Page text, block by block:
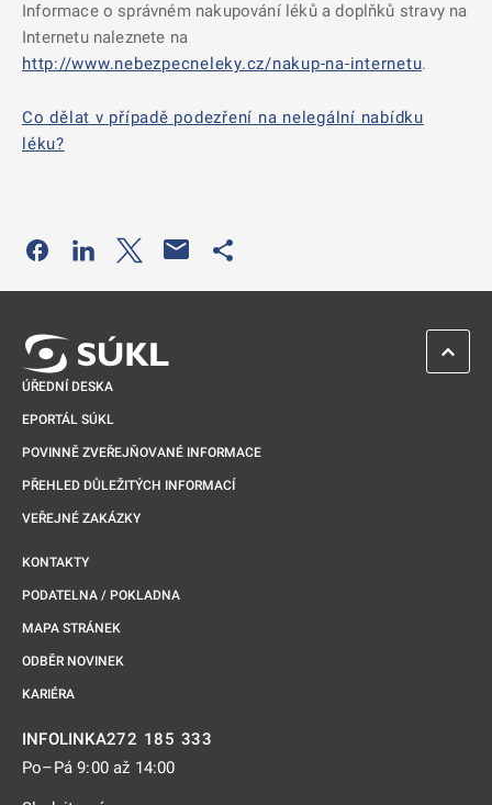
Informace o správném nakupování léků a doplňků stravy na
Internetu naleznete na
http://www.nebezpecneleky.cz/nakup-na-internetu.
Co dělat v případě podezření na nelegální nabídku
léku?
Odkaz se otevře na nové kartě
Odkaz se otevře na nové kartě
Odkaz se otevře na nové kartě
ÚŘEDNÍ DESKA
EPORTÁL SÚKL
POVINNĚ ZVEŘEJŇOVANÉ INFORMACE
PŘEHLED DŮLEŽITÝCH INFORMACÍ
VEŘEJNÉ ZAKÁZKY
KONTAKTY
PODATELNA / POKLADNA
MAPA STRÁNEK
ODBĚR NOVINEK
KARIÉRA
INFOLINKA272 185 333
Po–Pá 9:00 až 14:00
ZPĚT